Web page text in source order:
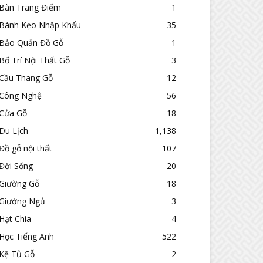
Trang Điểm
1
Kẹo Nhập Khẩu
35
Quản Đồ Gỗ
1
Trí Nội Thất Gỗ
3
Thang Gỗ
12
Nghệ
56
Gỗ
18
Lịch
1,138
gỗ nội thất
107
Sống
20
Gỗ
18
Ngủ
3
Chia
4
Tiếng Anh
522
Tủ Gỗ
2